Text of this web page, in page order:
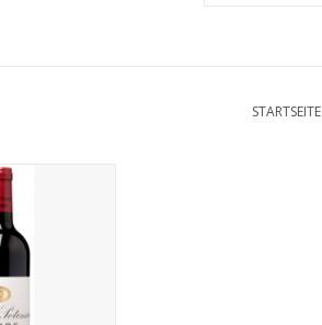
STARTSEITE
2017
HINZUFÜGEN